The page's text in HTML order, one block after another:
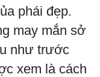
phái đẹp.
may mắn sở
như trước
xem là cách